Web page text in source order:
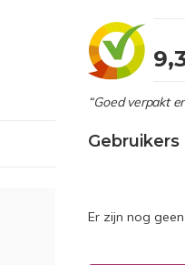
“Goed verpakt
Er zijn nog